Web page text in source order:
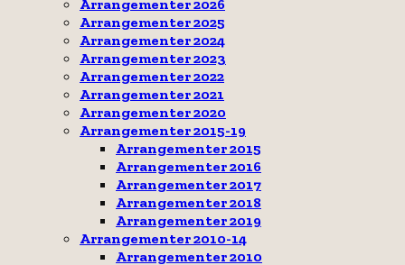
Arrangementer 2026
Arrangementer 2025
Arrangementer 2024
Arrangementer 2023
Arrangementer 2022
Arrangementer 2021
Arrangementer 2020
Arrangementer 2015-19
Arrangementer 2015
Arrangementer 2016
Arrangementer 2017
Arrangementer 2018
Arrangementer 2019
Arrangementer 2010-14
Arrangementer 2010